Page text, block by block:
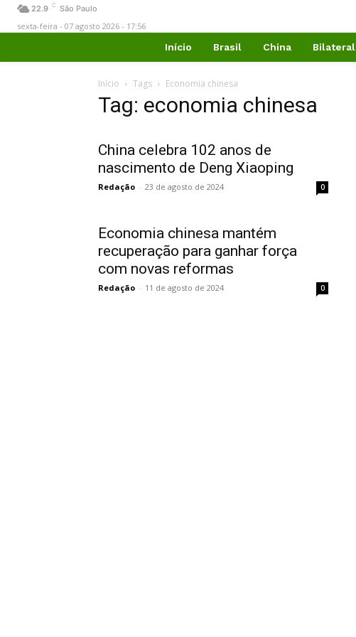
22.9 C São Paulo
sexta-feira - 07 agosto 2026 - 17:56
Início Brasil China Bilateral
Início Tags Economia chinesa
Tag: economia chinesa
China celebra 102 anos de
nascimento de Deng Xiaoping
Redação - 23 de agosto de 2024 0
Economia chinesa mantém
recuperação para ganhar força
com novas reformas
Redação - 11 de agosto de 2024 0